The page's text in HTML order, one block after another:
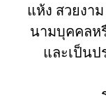
แห้ง สวยงา
นามบุคคลห
และเป็นป